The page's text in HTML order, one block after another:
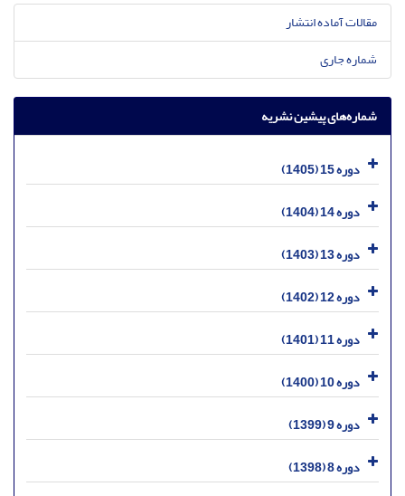
مقالات آماده انتشار
شماره جاری
شماره‌های پیشین نشریه
دوره 15 (1405)
دوره 14 (1404)
دوره 13 (1403)
دوره 12 (1402)
دوره 11 (1401)
دوره 10 (1400)
دوره 9 (1399)
دوره 8 (1398)